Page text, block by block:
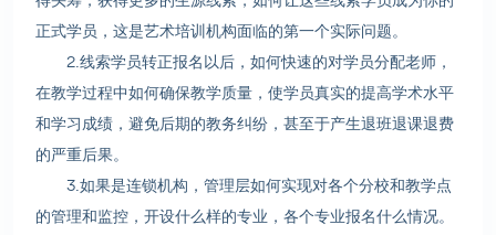
正式学员，这是艺术培训机构面临的第一个实际问题。
2.线索学员转正报名以后，如何快速的对学员分配老师，
在教学过程中如何确保教学质量，使学员真实的提高学术水平
和学习成绩，避免后期的教务纠纷，甚至于产生退班退课退费
的严重后果。
3.如果是连锁机构，管理层如何实现对各个分校和教学点
的管理和监控，开设什么样的专业，各个专业报名什么情况。